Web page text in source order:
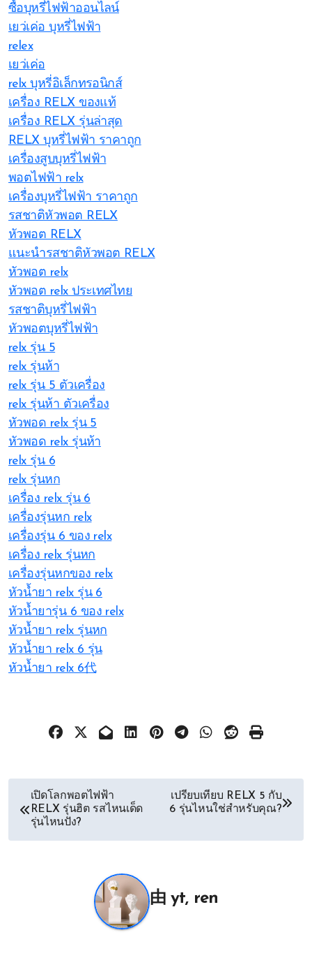
ซื้อบุหรี่ไฟฟ้าออนไลน์
เยว่เค่อ บุหรี่ไฟฟ้า
relex
เยว่เค่อ
relx บุหรี่อิเล็กทรอนิกส์
เครื่อง RELX ของแท้
เครื่อง RELX รุ่นล่าสุด
RELX บุหรี่ไฟฟ้า ราคาถูก
เครื่องสูบบุหรี่ไฟฟ้า
พอตไฟฟ้า relx
เครื่องบุหรี่ไฟฟ้า ราคาถูก
รสชาติหัวพอต RELX
หัวพอต RELX
แนะนำรสชาติหัวพอต RELX
หัวพอต relx
หัวพอต relx ประเทศไทย
รสชาติบุหรี่ไฟฟ้า
หัวพอตบุหรี่ไฟฟ้า
relx รุ่น 5
relx รุ่นห้า
relx รุ่น 5 ตัวเครื่อง
relx รุ่นห้า ตัวเครื่อง
หัวพอด relx รุ่น 5
หัวพอด relx รุ่นห้า
relx รุ่น 6
relx รุ่นหก
เครื่อง relx รุ่น 6
เครื่องรุ่นหก relx
เครื่องรุ่น 6 ของ relx
เครื่อง relx รุ่นหก
เครื่องรุ่นหกของ relx
หัวน้ำยา relx รุ่น 6
หัวน้ำยารุ่น 6 ของ relx
หัวน้ำยา relx รุ่นหก
หัวน้ำยา relx 6 รุ่น
หัวน้ำยา relx 6代
เปิดโลกพอตไฟฟ้า
RELX รุ่นฮิต รสไหนเด็ด
รุ่นไหนปัง?
เปรียบเทียบ RELX 5 กับ
6 รุ่นไหนใช่สำหรับคุณ?
由yt, ren